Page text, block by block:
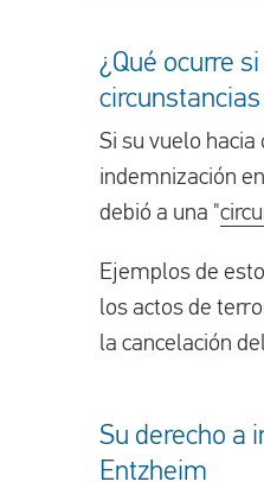
¿Qué ocurre
Si su vuelo
indemnización
debió a una "
Ejemplos de
los actos de
la cancelación
Su derecho a
Entzheim